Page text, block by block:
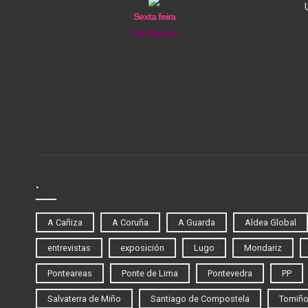
Sexta feira
7 de Agosto
.
A Cañiza A Coruña A Guarda Aldea Global
entrevistas exposición Lugo Mondariz
Ponteareas Ponte de Lima Pontevedra PP
Salvaterra de Miño Santiago de Compostela Tomiño